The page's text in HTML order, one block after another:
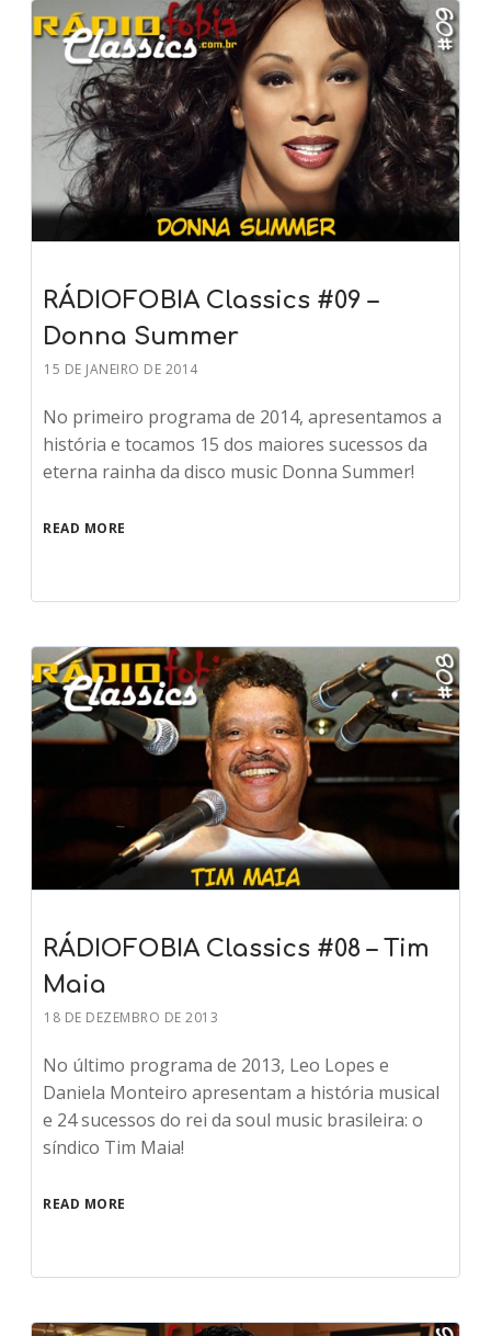
RÁDIOFOBIA Classics #09 –
Donna Summer
15 DE JANEIRO DE 2014
No primeiro programa de 2014, apresentamos a
história e tocamos 15 dos maiores sucessos da
eterna rainha da disco music Donna Summer!
READ MORE
RÁDIOFOBIA Classics #08 – Tim
Maia
18 DE DEZEMBRO DE 2013
No último programa de 2013, Leo Lopes e
Daniela Monteiro apresentam a história musical
e 24 sucessos do rei da soul music brasileira: o
síndico Tim Maia!
READ MORE